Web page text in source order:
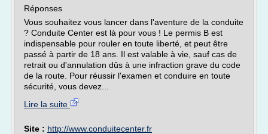
Réponses
Vous souhaitez vous lancer dans l'aventure de la conduite
? Conduite Center est là pour vous ! Le permis B est
indispensable pour rouler en toute liberté, et peut être
passé à partir de 18 ans. Il est valable à vie, sauf cas de
retrait ou d'annulation dûs à une infraction grave du code
de la route. Pour réussir l'examen et conduire en toute
sécurité, vous devez...
Lire la suite
Site : http://www.conduitecenter.fr